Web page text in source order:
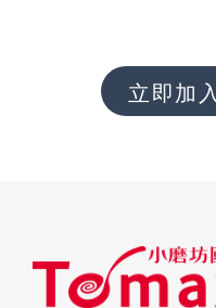
立即加